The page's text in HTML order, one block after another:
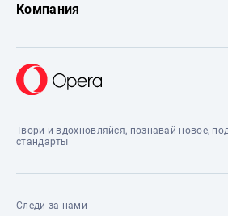
Компания
Твори и вдохновляйся, познавай новое,
стандарты
Следи за нами